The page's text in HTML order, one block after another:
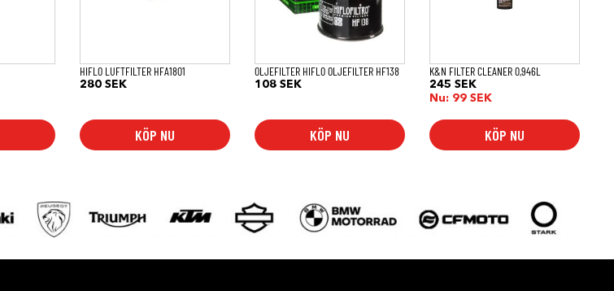
HIFLO LUFTFILTER HFA1801
280SEK
KÖP NU
OLJEFILTER HIFLO OLJEFILTER HF138
108SEK
KÖP NU
K&N FILTER CLEANER 0,946L
245SEK
Nu: 99SEK
KÖP NU